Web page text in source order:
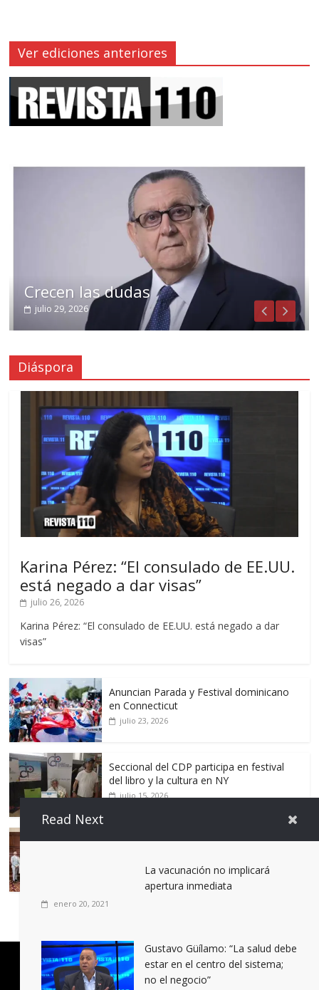
Ver ediciones anteriores
Crecen las dudas
julio 29, 2026
Diáspora
Karina Pérez: “El consulado de EE.UU.
está negado a dar visas”
julio 26, 2026
Karina Pérez: “El consulado de EE.UU. está negado a dar
visas”
Anuncian Parada y Festival dominicano
en Connecticut
julio 23, 2026
Seccional del CDP participa en festival
del libro y la cultura en NY
julio 15, 2026
Dominican Bar Association anuncia
julio 9, 2026
Disclaimer Privacy Advertisement Contact Us
Copyright © [2020] [Revista110.online]. All rights reserved.
Read Next
La vacunación no implicará
apertura inmediata
enero 20, 2021
Gustavo Güílamo: “La salud debe
estar en el centro del sistema;
no el negocio”